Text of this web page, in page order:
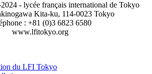
- lycée français international de Tokyo
Kita-ku, 114-0023 Tokyo
: +81 (0)3 6823 6580
www.lfitokyo.org
du LFI Tokyo